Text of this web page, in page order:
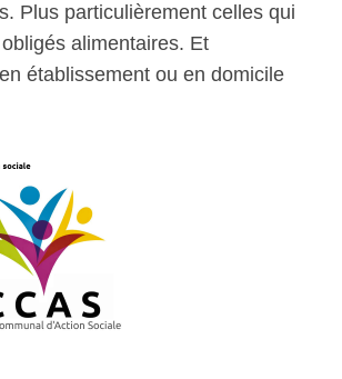
Plus particulièrement celles qui
alimentaires. Et
en établissement ou en domicile